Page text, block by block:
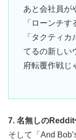
あと会社員が
「ローンチ
「タクティ
てるの新しい
府転覆作戦じ
7. 名無しのReddit
そして「And